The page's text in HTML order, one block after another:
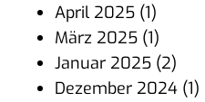
April 2025 (1)
März 2025 (1)
Januar 2025 (2)
Dezember 2024 (1)